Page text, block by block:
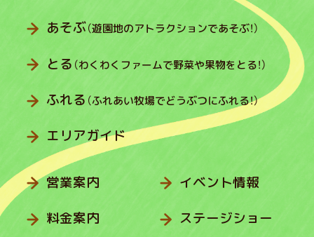
あそぶ（遊園地のアトラクションであそぶ！）
とる （わくわくファームで野菜や果物をとる！）
ふれる （ふれあい牧場でどうぶつにふれる！）
エリアガイド
営業案内
料金案内
イベント情報
ステージショー